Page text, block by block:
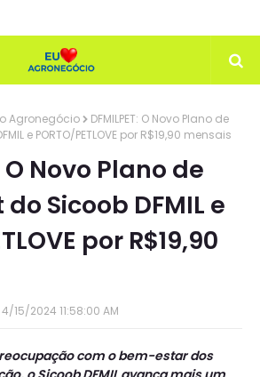
Agronegócio
DFMILPET: O Novo Plano de
e PORTO/PETLOVE por R$19,90 mensais
O Novo Plano de
Sicoob DFMIL e
por R$19,90
4/15/2024 11:58:00 AM
com o bem-estar dos